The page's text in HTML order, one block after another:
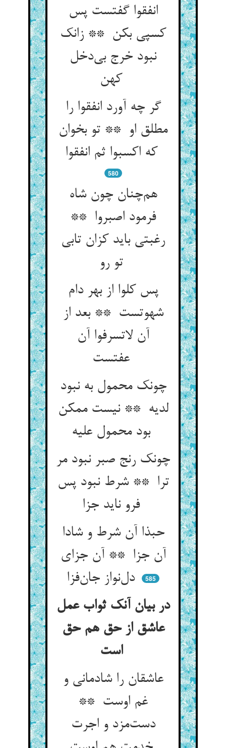
انفقوا گفتست پس
کسپی بکن ** زانک
نبود خرج بی‌دخل
گر چه آورد انفقوا را
مطلق او ** تو بخوان
که اکسبوا ثم انفقوا
580
هم‌چنان چون شاه
فرمود اصبروا **
رغبتی باید کزان تابی
تو رو
پس کلوا از بهر دام
شهوتست ** بعد از
آن لاتسرفوا آن
چونک محمول به نبود
لدیه ** نیست ممکن
بود محمول علیه
چونک رنج صبر نبود مر
ترا ** شرط نبود پس
فرو ناید جزا
حبذا آن شرط و شادا
آن جزا ** آن جزای
دل‌نواز جان‌فزا
585
در بیان آنک ثواب عمل
عاشق از حق هم حق
است
عاشقان را شادمانی و
غم اوست **
دست‌مزد و اجرت